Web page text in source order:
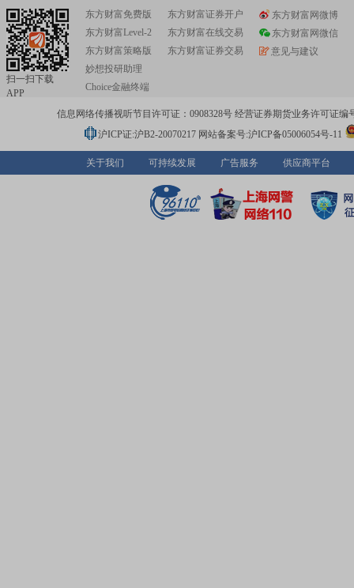
人身意外伤害保险市场
人身意外伤害保险市场，简称意外伤害保险市场，是指提给各类死亡或残疾等人身意
保险保障的保险市场，包含各种普通意外伤害保险市场、特定意外伤害保...详情
农业保险市场
农业保险市场，该市场包含各种种植业、养殖业保险业务，用于市场交换的是农业出
与保险。它随着农业出产的进展而进展，但因受自然条件的制约性大，经...详情
医疗保险市场是指实行医疗保险商品交易的场所或领域的总称，是保险经济行为与市
的有机结合体。所谓市场机制，是指价值规律、供求规律和竞争规律三者...详情
扫一扫下载
APP
东方财富免费版
东方财富Level-2
东方财富策略版
妙想投研助理
Choice金融终端
东方财富证券开户
东方财富在线交易
东方财富证券交易
东方财富网微博
东方财富网微信
意见与建议
信息网络传播视听节目许可证：0908328号 经营证券期货业务许可证编
沪ICP证:沪B2-20070217 网站备案号:沪ICP备05006054号-11
关于我们 可持续发展 广告服务 供应商平台